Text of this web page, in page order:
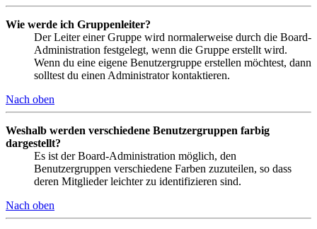
Wie werde ich Gruppenleiter?
Der Leiter einer Gruppe wird normalerweise durch die Board-
Administration festgelegt, wenn die Gruppe erstellt wird.
Wenn du eine eigene Benutzergruppe erstellen möchtest, dann
solltest du einen Administrator kontaktieren.
Nach oben
Weshalb werden verschiedene Benutzergruppen farbig
dargestellt?
Es ist der Board-Administration möglich, den
Benutzergruppen verschiedene Farben zuzuteilen, so dass
deren Mitglieder leichter zu identifizieren sind.
Nach oben